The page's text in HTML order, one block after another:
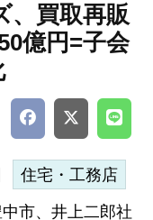
、買取再販
億円=子会
住宅・工務店
市、井上二郎社